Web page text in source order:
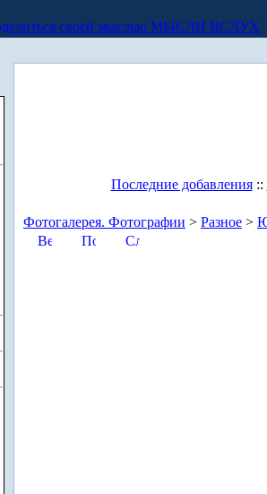
МЫСЛИ ВСЛУХ
Последние добавления::
Фотогалерея. Фотографии > Разное >